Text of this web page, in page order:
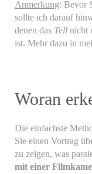
Anmerkung: Bevor
sollte ich darauf
denen das Tell nicht
ist. Mehr dazu in
Woran
Die einfachste
Sie einen Vortrag
zu zeigen, was
mit einer